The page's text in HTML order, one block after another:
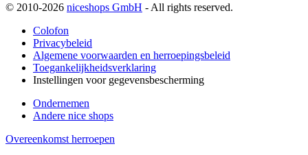
© 2010-2026 niceshops GmbH - All rights reserved.
Colofon
Privacybeleid
Algemene voorwaarden en herroepingsbeleid
Toegankelijkheidsverklaring
Instellingen voor gegevensbescherming
Ondernemen
Andere nice shops
Overeenkomst herroepen